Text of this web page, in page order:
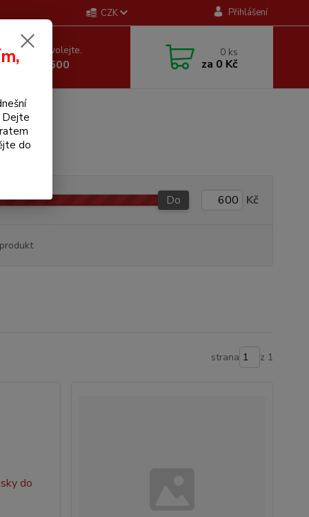
CZK Přihlášení
rady? Zavolejte.
255 500
0 ks
za 0 Kč
Do Kč
strana z 1
Dejte
do